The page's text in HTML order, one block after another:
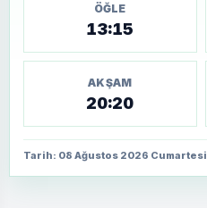
ÖĞLE
13:15
AKŞAM
20:20
Tarih: 08 Ağustos 2026 Cumartesi